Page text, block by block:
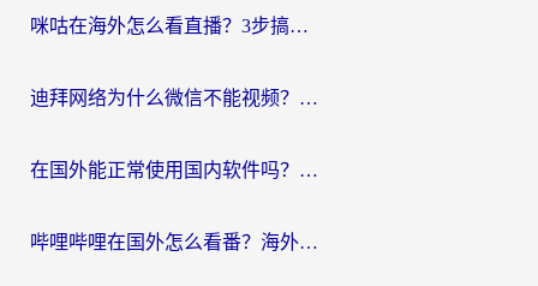
咪咕在海外怎么看直播？3步搞定地域限制，还能畅看腾讯视频与国内热剧
迪拜网络为什么微信不能视频？海外党必看的回国加速全攻略
在国外能正常使用国内软件吗？海外党亲测有效的无缝访问指南
哔哩哔哩在国外怎么看番？海外党追剧看片的终极解决方案